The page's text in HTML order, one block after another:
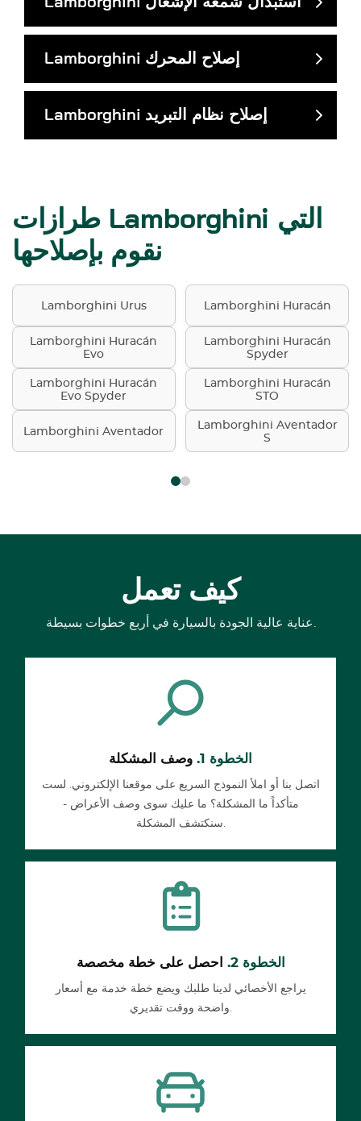
Lamborghini إصلاح المحرك
Lamborghini إصلاح نظام التبريد
طرازات Lamborghini التي
نقوم بإصلاحها
Lamborghini Urus Lamborghini Huracán
Lamborghini Huracán
Evo
Lamborghini Huracán
Spyder
Lamborghini Huracán
Evo Spyder
Lamborghini Huracán
STO
Lamborghini Aventador
Lamborghini Aventador
S
كيف تعمل
عناية عالية الجودة بالسيارة في أربع خطوات بسيطة.
الخطوة 1. وصف المشكلة
اتصل بنا أو املأ النموذج السريع على موقعنا الإلكتروني. لست
متأكداً ما المشكلة؟ ما عليك سوى وصف الأعراض -
سنكتشف المشكلة.
الخطوة 2. احصل على خطة مخصصة
يراجع الأخصائي لدينا طلبك ويضع خطة خدمة مع أسعار
واضحة ووقت تقديري.